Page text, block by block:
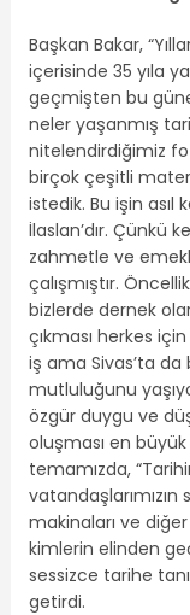
Başkan Bakar,
içerisinde 35 yıla
geçmişten bu
neler yaşanmış
nitelendirdiğimiz
birçok çeşitli
istedik. Bu işin asıl
İlaslan’dır. Çünkü
zahmetle ve
çalışmıştır.
bizlerde dernek
çıkması herkes
iş ama Sivas’ta
mutluluğunu
özgür duygu ve
oluşması en
temamızda,
makinaları ve
kimlerin elinden
sessizce tarihe
getirdi.